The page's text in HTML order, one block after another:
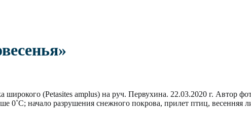
широкого (Petasites amplus) на руч. Первухина. 22.03.2020 г. Автор
0˚С; начало разрушения снежного покрова, прилет птиц,